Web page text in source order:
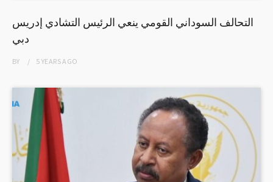
التحالف السوداني القومي ينعي الرئيس التشادي إدريس
دبي
BY 5 YEARSAGO